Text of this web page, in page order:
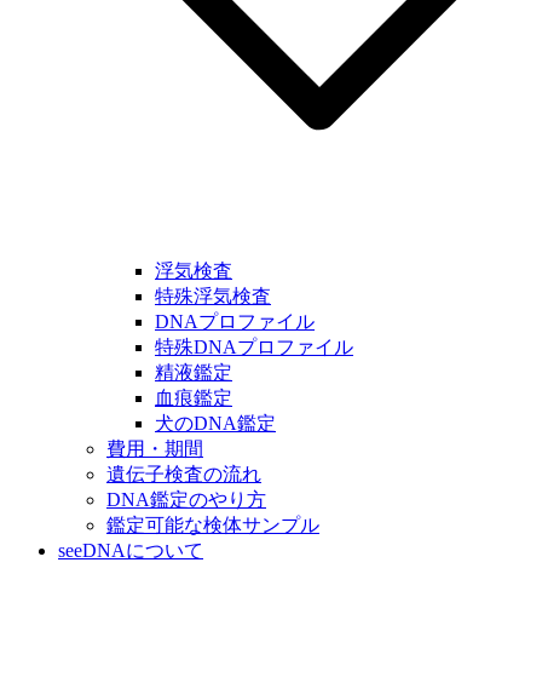
浮気検査
特殊浮気検査
DNAプロファイル
特殊DNAプロファイル
精液鑑定
血痕鑑定
犬のDNA鑑定
費用・期間
遺伝子検査の流れ
DNA鑑定のやり方
鑑定可能な検体サンプル
seeDNAについて